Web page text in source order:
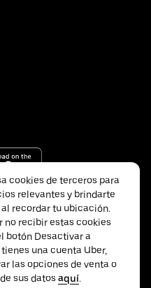
cookies de terceros para
relevantes y brindarte
recordar tu ubicación.
no recibir estas cookies
botón Desactivar a
una cuenta Uber,
las opciones de venta o
sus datos aquí.